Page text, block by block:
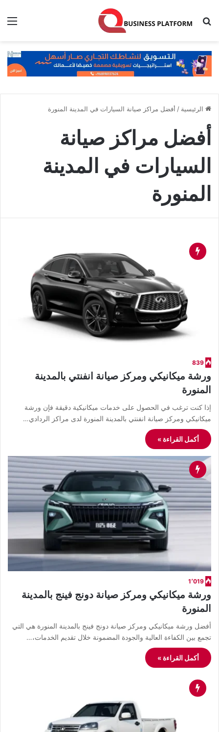
بحث عن
الرئيسية / أفضل مراكز صيانة السيارات في المدينة المنورة
أفضل مراكز صيانة
السيارات في المدينة
المنورة
839
ورشة ميكانيكي ومركز صيانة انفنتي بالمدينة
المنورة
إذا كنت ترغب في الحصول على خدمات ميكانيكية دقيقة فإن ورشة
ميكانيكي ومركز صيانة انفنتي بالمدينة المنورة لدى مراكز الردادي…
أكمل القراءة »
1٬019
ورشة ميكانيكي ومركز صيانة دونج فينج بالمدينة
المنورة
أفضل ورشة ميكانيكي ومركز صيانة دونج فينج بالمدينة المنورة هي التي
تجمع بين الكفاءة العالية والجودة المضمونة خلال تقديم الخدمات،…
أكمل القراءة »